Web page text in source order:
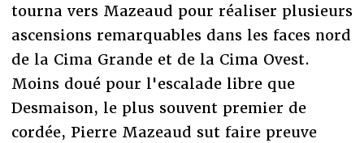
tourna vers Mazeaud pour réaliser plusieurs
ascensions remarquables dans les faces nord
de la Cima Grande et de la Cima Ovest.
Moins doué pour l'escalade libre que
Desmaison, le plus souvent premier de
cordée, Pierre Mazeaud sut faire preuve